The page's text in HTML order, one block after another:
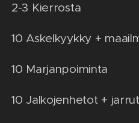
2-3 Kierrosta
10 Askelkyykky +
10 Marjanpoiminta
10 Jalkojenhetot +